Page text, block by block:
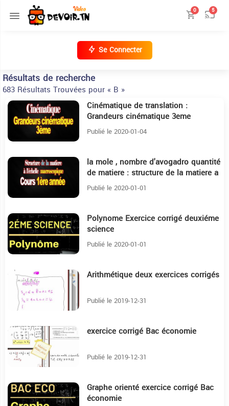
0 5
Se Connecter
Résultats de recherche
683 Résultats Trouvées pour « B »
Cinématique de translation :
Grandeurs cinématique 3eme
Publié le 2020-01-04
la mole , nombre d'avogadro quantité
de matiere : structure de la matiere a
l'échelle macroscopique
Publié le 2020-01-01
32:30 Polynome Exercice corrigé deuxiéme
science
Publié le 2020-01-01
25:37 Arithmétique deux exercices corrigés
Publié le 2019-12-31
18:36 exercice corrigé Bac économie
Publié le 2019-12-31
31:39 Graphe orienté exercice corrigé Bac
économie